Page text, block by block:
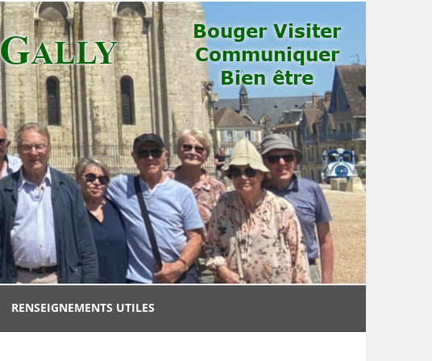
RENSEIGNEMENTS UTILES